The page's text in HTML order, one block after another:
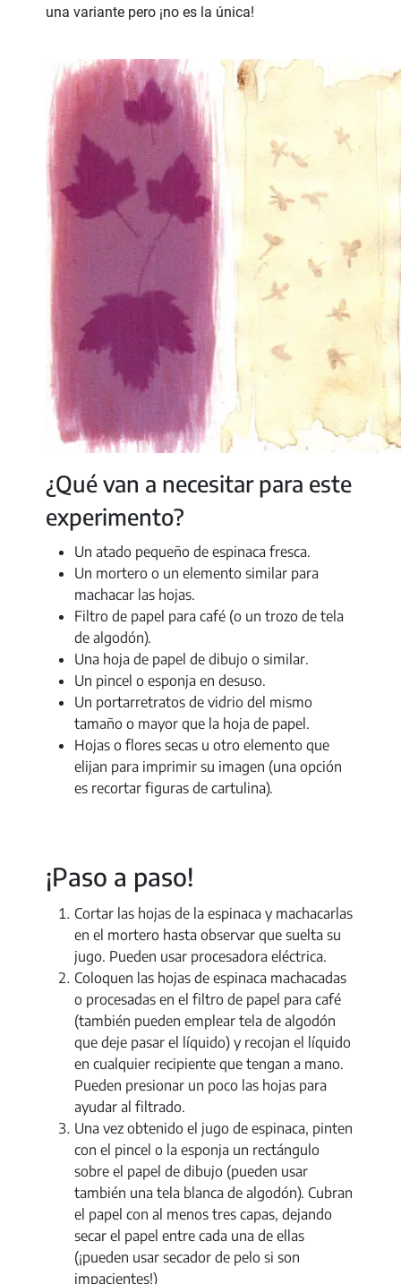
una variante pero ¡no es la única!
¿Qué van a necesitar para este
experimento?
Un atado pequeño de espinaca fresca.
Un mortero o un elemento similar para
machacar las hojas.
Filtro de papel para café (o un trozo de tela
de algodón).
Una hoja de papel de dibujo o similar.
Un pincel o esponja en desuso.
Un portarretratos de vidrio del mismo
tamaño o mayor que la hoja de papel.
Hojas o flores secas u otro elemento que
elijan para imprimir su imagen (una opción
es recortar figuras de cartulina).
¡Paso a paso!
Cortar las hojas de la espinaca y machacarlas
en el mortero hasta observar que suelta su
jugo. Pueden usar procesadora eléctrica.
Coloquen las hojas de espinaca machacadas
o procesadas en el filtro de papel para café
(también pueden emplear tela de algodón
que deje pasar el líquido) y recojan el líquido
en cualquier recipiente que tengan a mano.
Pueden presionar un poco las hojas para
ayudar al filtrado.
Una vez obtenido el jugo de espinaca, pinten
con el pincel o la esponja un rectángulo
sobre el papel de dibujo (pueden usar
también una tela blanca de algodón). Cubran
el papel con al menos tres capas, dejando
secar el papel entre cada una de ellas
(¡pueden usar secador de pelo si son
impacientes!)